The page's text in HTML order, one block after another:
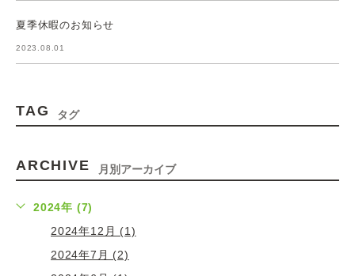
夏季休暇のお知らせ
2023.08.01
TAG タグ
ARCHIVE 月別アーカイブ
2024年 (7)
2024年12月 (1)
2024年7月 (2)